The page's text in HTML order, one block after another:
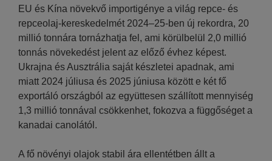
EU és Kína növekvő importigénye a világ repce- és
repceolaj-kereskedelmét 2024–25-ben új rekordra, 20
millió tonnára tornázhatja fel, ami körülbelül 2,0 millió
tonnás növekedést jelent az előző évhez képest.
Ukrajna és Ausztrália saját készletei apadnak, ami
miatt 2024 júliusa és 2025 júniusa között e két fő
exportáló országból az együttesen szállított mennyiség
1,3 millió tonnával csökkenhet, fokozva a függőséget a
kanadai canolától.
A fő növényi olajok stabil ára ellentétben állt a